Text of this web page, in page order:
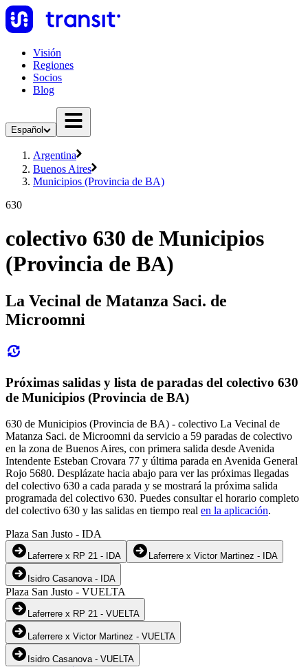
Visión
Regiones
Socios
Blog
Español
Argentina
Buenos Aires
Municipios (Provincia de BA)
630
colectivo 630 de Municipios
(Provincia de BA)
La Vecinal de Matanza Saci. de
Microomni
Próximas salidas y lista de paradas del colectivo 630
de Municipios (Provincia de BA)
630 de Municipios (Provincia de BA) - colectivo La Vecinal de
Matanza Saci. de Microomni da servicio a 59 paradas de colectivo
en la zona de Buenos Aires, con primera salida desde Avenida
Intendente Esteban Crovara 77 y última parada en Avenida General
Rojo 5680. Desplázate hacia abajo para ver las próximas llegadas
del colectivo 630 a cada parada y se mostrará la próxima salida
programada del colectivo 630. Puedes consultar el horario completo
del colectivo 630 y las salidas en tiempo real en la aplicación.
Plaza San Justo - IDA
Laferrere x RP 21 - IDA Laferrere x Victor Martinez - IDA
Isidro Casanova - IDA
Plaza San Justo - VUELTA
Laferrere x RP 21 - VUELTA
Laferrere x Victor Martinez - VUELTA
Isidro Casanova - VUELTA